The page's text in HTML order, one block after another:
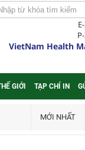
VietNam Health
GIỚI TẠP CHÍ IN
MỚI NHẤT